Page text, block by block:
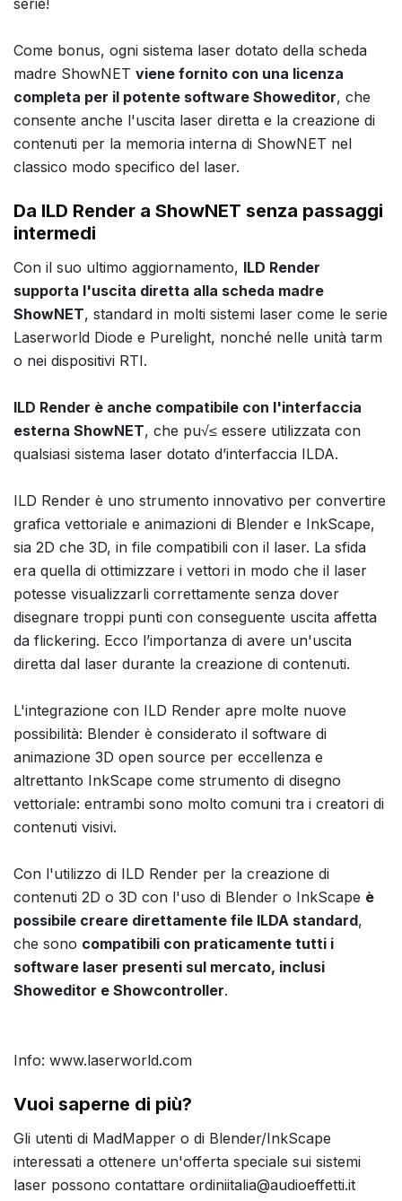
Come bonus, ogni sistema laser dotato della scheda
madre ShowNET viene fornito con una licenza
completa per il potente software Showeditor, che
consente anche l'uscita laser diretta e la creazione di
contenuti per la memoria interna di ShowNET nel
classico modo specifico del laser.
Da ILD Render a ShowNET senza passaggi
intermedi
Con il suo ultimo aggiornamento, ILD Render
supporta l'uscita diretta alla scheda madre
ShowNET, standard in molti sistemi laser come le serie
Laserworld Diode e Purelight, nonché nelle unità tarm
o nei dispositivi RTI.
ILD Render è anche compatibile con l'interfaccia
esterna ShowNET, che pu√≤ essere utilizzata con
qualsiasi sistema laser dotato d’interfaccia ILDA.
ILD Render è uno strumento innovativo per convertire
grafica vettoriale e animazioni di Blender e InkScape,
sia 2D che 3D, in file compatibili con il laser. La sfida
era quella di ottimizzare i vettori in modo che il laser
potesse visualizzarli correttamente senza dover
disegnare troppi punti con conseguente uscita affetta
da flickering. Ecco l’importanza di avere un'uscita
diretta dal laser durante la creazione di contenuti.
L'integrazione con ILD Render apre molte nuove
possibilità: Blender è considerato il software di
animazione 3D open source per eccellenza e
altrettanto InkScape come strumento di disegno
vettoriale: entrambi sono molto comuni tra i creatori di
contenuti visivi.
Con l'utilizzo di ILD Render per la creazione di
contenuti 2D o 3D con l'uso di Blender o InkScape è
possibile creare direttamente file ILDA standard,
che sono compatibili con praticamente tutti i
software laser presenti sul mercato, inclusi
Showeditor e Showcontroller.
Info: www.laserworld.com
Vuoi saperne di più?
Gli utenti di MadMapper o di Blender/InkScape
interessati a ottenere un'offerta speciale sui sistemi
laser possono contattare ordiniitalia@audioeffetti.it